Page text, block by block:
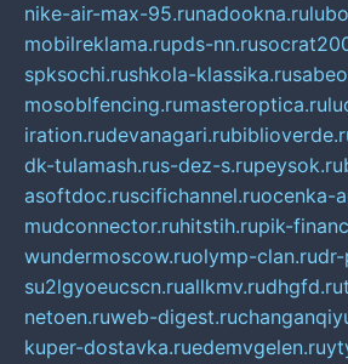
nike-air-max-95.runadookna.ru
mobilreklama.rupds-nn.ru
spksochi.rushkola-klassika.ru
mosoblfencing.rumasteroptica.ru
iration.rudevanagari.ru
dk-tulamash.rus-dez-s.rupeysok.ru
asoftdoc.ruscifichannel.ruocenka-
mudconnector.ruhitstih.rupik-
wundermoscow.ruolymp-clan.rudr-
su2lgyoeucscn.ruallkmv.rudhgfd.ru
netoen.ruweb-digest.ru
kuper-dostavka.ruedemvgelen.ru